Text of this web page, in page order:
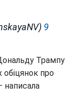
9
Трампу
про
написала